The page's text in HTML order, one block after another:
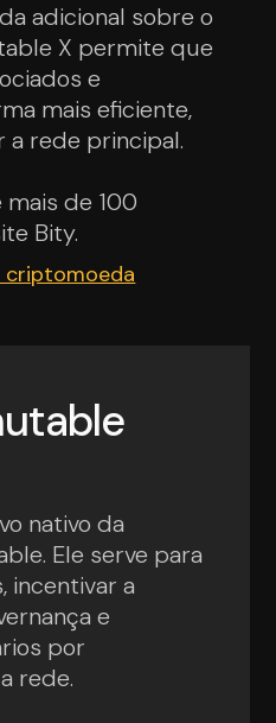
adicional sobre o
X permite que
e
mais eficiente,
a rede principal.
mais de 100
Bity.
criptomoeda
nativo da
Ele serve para
incentivar a
e
por
rede.